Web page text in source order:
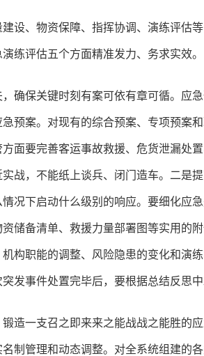
设、物资保障、指挥协调、演练评估
练评估五个方面精准发力、务求实效。
，确保关键时刻有案可依有章可循。
预案。对现有的综合预案、专项预案
面要完善客运事故救援、危货泄漏处
战，不能纸上谈兵、闭门造车。二是
况下启动什么级别的响应。要细化应
储备清单、救援力量部署图等实用的
构职能的调整、风险隐患的变化和演
发事件处置完毕后，要根据总结反思
锻造一支召之即来来之能战战之能胜
制管理和动态调整。对全系统组建的